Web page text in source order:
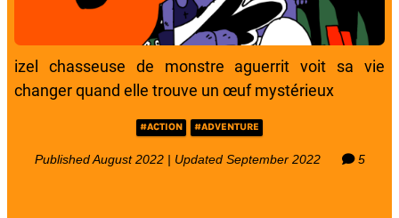
izel chasseuse de monstre aguerrit voit sa vie
changer quand elle trouve un œuf mystérieux
#ACTION #ADVENTURE
Published August 2022 | Updated September 2022 5